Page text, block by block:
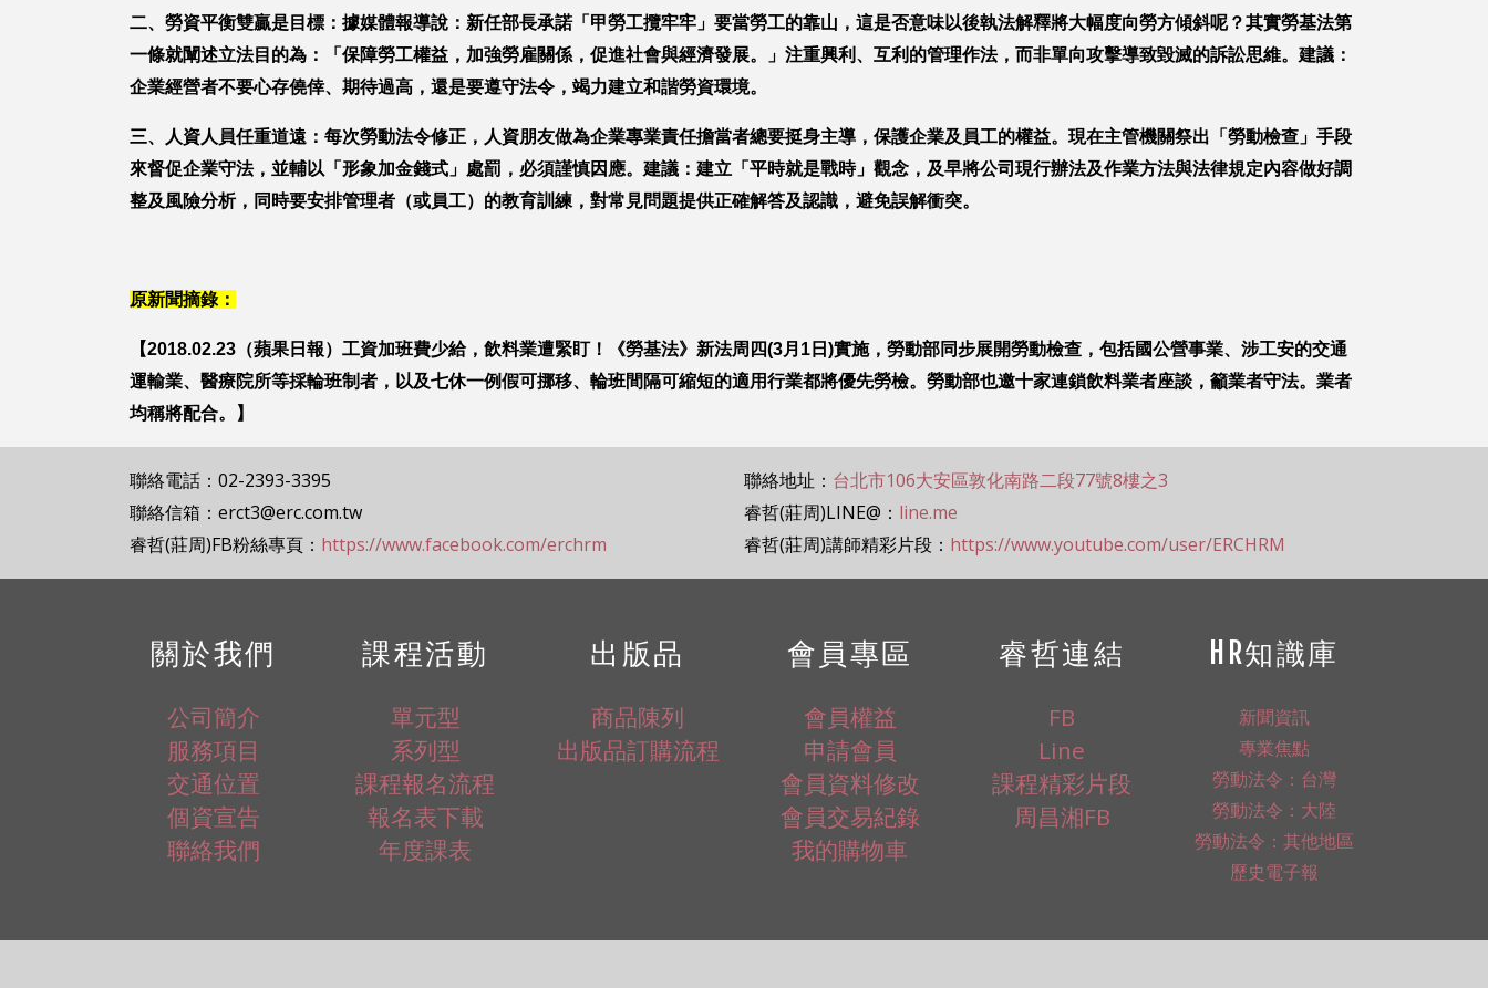
二、勞資平衡雙贏是目標：據媒體報導說：新任部長承諾「甲勞工攬牢牢」要當勞工的靠山，這是否意味以後執法解釋將大幅度向勞方傾斜呢？其實勞基法第
一條就闡述立法目的為：「保障勞工權益，加強勞雇關係，促進社會與經濟發展。」注重興利、互利的管理作法，而非單向攻擊導致毀滅的訴訟思維。建議：
企業經營者不要心存僥倖、期待過高，還是要遵守法令，竭力建立和諧勞資環境。
三、人資人員任重道遠：每次勞動法令修正，人資朋友做為企業專業責任擔當者總要挺身主導，保護企業及員工的權益。現在主管機關祭出「勞動檢查」手段
來督促企業守法，並輔以「形象加金錢式」處罰，必須謹慎因應。建議：建立「平時就是戰時」觀念，及早將公司現行辦法及作業方法與法律規定內容做好調
整及風險分析，同時要安排管理者（或員工）的教育訓練，對常見問題提供正確解答及認識，避免誤解衝突。
原新聞摘錄：
【2018.02.23（蘋果日報）工資加班費少給，飲料業遭緊盯！《勞基法》新法周四(3月1日)實施，勞動部同步展開勞動檢查，包括國公營事業、涉工安的交通
運輸業、醫療院所等採輪班制者，以及七休一例假可挪移、輪班間隔可縮短的適用行業都將優先勞檢。勞動部也邀十家連鎖飲料業者座談，籲業者守法。業者
均稱將配合。】
聯絡電話：02-2393-3395 聯絡地址： 台北市106大安區敦化南路二段77號8樓之3
聯絡信箱：erct3@erc.com.tw
睿哲(莊周)LINE@： line.me
睿哲(莊周)FB粉絲專頁： https://www.facebook.com/erchrm 睿哲(莊周)講師精彩片段： https://www.youtube.com/user/ERCHRM
關於我們
公司簡介
服務項目
交通位置
個資宣告
聯絡我們
課程活動
單元型
系列型
課程報名流程
報名表下載
年度課表
出版品
商品陳列
出版品訂購流程
會員專區
會員權益
申請會員
會員資料修改
會員交易紀錄
我的購物車
睿哲連結
FB
Line
課程精彩片段
周昌湘FB
HR知識庫
新聞資訊
專業焦點
勞動法令：台灣
勞動法令：大陸
勞動法令：其他地區
歷史電子報